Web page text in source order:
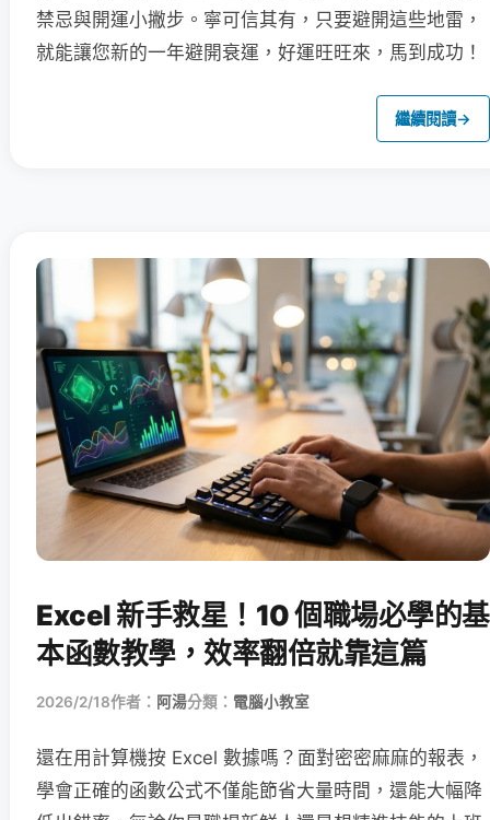
禁忌與開運小撇步。寧可信其有，只要避開這些地雷，
就能讓您新的一年避開衰運，好運旺旺來，馬到成功！
繼續閱讀→
Excel 新手救星！10 個職場必學的基
本函數教學，效率翻倍就靠這篇
2026/2/18作者： 阿湯分類： 電腦小教室
還在用計算機按 Excel 數據嗎？面對密密麻麻的報表，
學會正確的函數公式不僅能節省大量時間，還能大幅降